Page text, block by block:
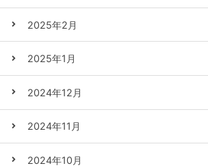
2025年2月
2025年1月
2024年12月
2024年11月
2024年10月